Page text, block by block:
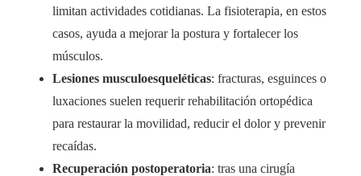
limitan actividades cotidianas. La fisioterapia, en estos
casos, ayuda a mejorar la postura y fortalecer los
músculos.
Lesiones musculoesqueléticas: fracturas, esguinces o
luxaciones suelen requerir rehabilitación ortopédica
para restaurar la movilidad, reducir el dolor y prevenir
recaídas.
Recuperación postoperatoria: tras una cirugía